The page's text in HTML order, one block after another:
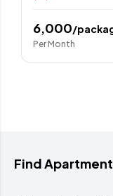
6,000/
Per Month
Find